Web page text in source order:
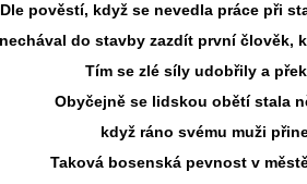
Dle pověstí, když se nevedla práce při
do stavby zazdít první člověk,
Tím se zlé síly udobřily a
Obyčejně se lidskou obětí stala
když ráno svému muži
Taková bosenská pevnost v